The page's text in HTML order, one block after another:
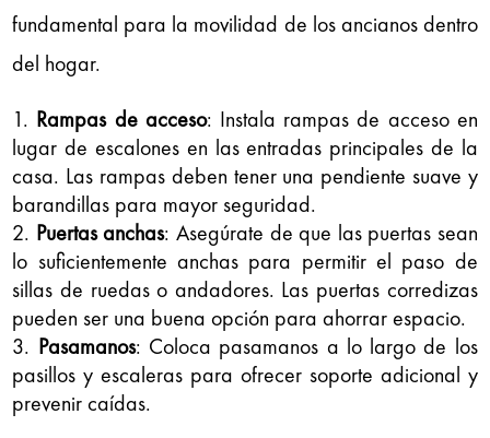
fundamental para la movilidad de los ancianos dentro
del hogar.
Rampas de acceso: Instala rampas de acceso en
lugar de escalones en las entradas principales de la
casa. Las rampas deben tener una pendiente suave y
barandillas para mayor seguridad.
Puertas anchas: Asegúrate de que las puertas sean
lo suficientemente anchas para permitir el paso de
sillas de ruedas o andadores. Las puertas corredizas
pueden ser una buena opción para ahorrar espacio.
Pasamanos: Coloca pasamanos a lo largo de los
pasillos y escaleras para ofrecer soporte adicional y
prevenir caídas.